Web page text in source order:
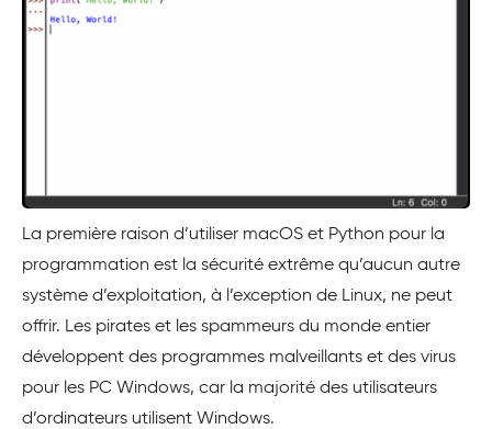
La première raison d’utiliser macOS et Python pour la
programmation est la sécurité extrême qu’aucun autre
système d’exploitation, à l’exception de Linux, ne peut
offrir. Les pirates et les spammeurs du monde entier
développent des programmes malveillants et des virus
pour les PC Windows, car la majorité des utilisateurs
d’ordinateurs utilisent Windows.